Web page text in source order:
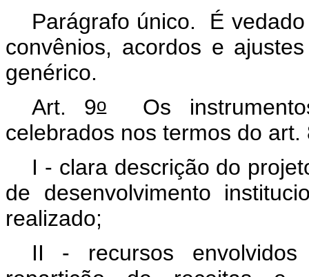
Parágrafo único. É
convênios, acordos e
genérico.
Art. 9oOs
celebrados nos termos do art.
I - clara descrição do
de desenvolvimento
realizado;
II - recursos